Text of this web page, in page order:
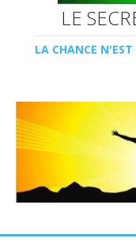
LE
LA CHANCE N'EST